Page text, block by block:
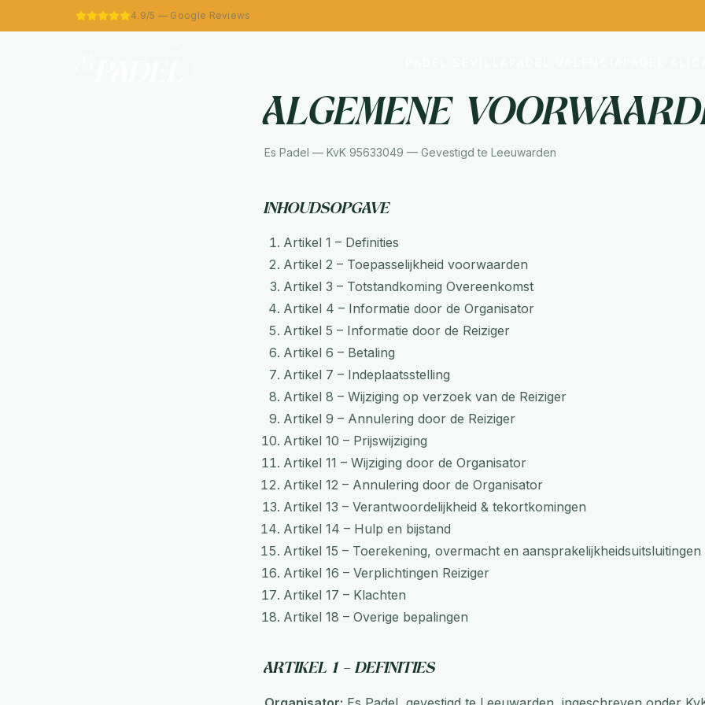
4.9/5 — Google Reviews
Algemene
Es Padel — KvK 95633049 — Gevestigd te Leeuwarden
Inhoudsopgave
Artikel 1 – Definities
Artikel 2 – Toepasselijkheid voorwaarden
Artikel 3 – Totstandkoming Overeenkomst
Artikel 4 – Informatie door de Organisator
Artikel 5 – Informatie door de Reiziger
Artikel 6 – Betaling
Artikel 7 – Indeplaatsstelling
Artikel 8 – Wijziging op verzoek van de Reiziger
Artikel 9 – Annulering door de Reiziger
Artikel 10 – Prijswijziging
Artikel 11 – Wijziging door de Organisator
Artikel 12 – Annulering door de Organisator
Artikel 13 – Verantwoordelijkheid & tekortkomingen
Artikel 14 – Hulp en bijstand
Artikel 15 – Toerekening, overmacht en aansprakelijkheidsuitsluitingen
Artikel 16 – Verplichtingen Reiziger
Artikel 17 – Klachten
Artikel 18 – Overige bepalingen
Artikel 1 – Definities